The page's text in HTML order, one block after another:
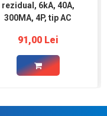
rezidual, 6kA, 40A,
300MA, 4P, tip AC
91,00 Lei